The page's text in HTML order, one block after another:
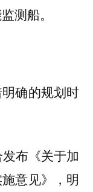
测船。
确的规划时
布《关于加
意见》，明